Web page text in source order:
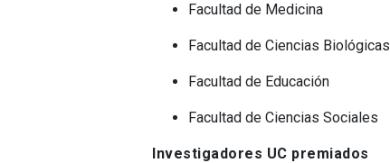
Facultad de Medicina
Facultad de Ciencias Biológicas
Facultad de Educación
Facultad de Ciencias Sociales
Investigadores UC premiados